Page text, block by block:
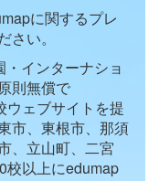
に関するプレ
さい。
インターナショ
則無償で
ウェブサイトを提
市、東根市、那須
、立山町、二宮
校以上にedumap